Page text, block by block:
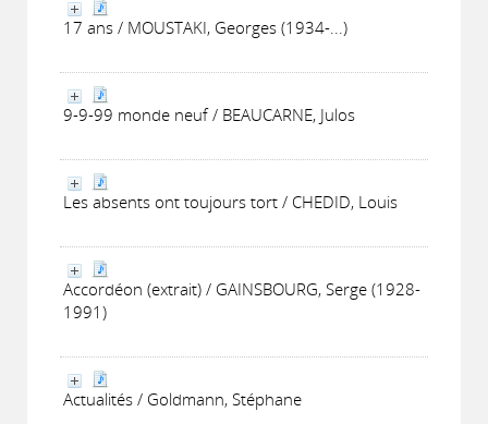
17 ans / MOUSTAKI, Georges (1934-...)
9-9-99 monde neuf / BEAUCARNE, Julos
Les absents ont toujours tort / CHEDID, Louis
Accordéon (extrait) / GAINSBOURG, Serge (1928-
1991)
Actualités / Goldmann, Stéphane